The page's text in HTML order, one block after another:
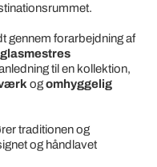
gennem forarbejdning af
til en kollektion,
ogomhyggelig
traditionen og
og håndlavet